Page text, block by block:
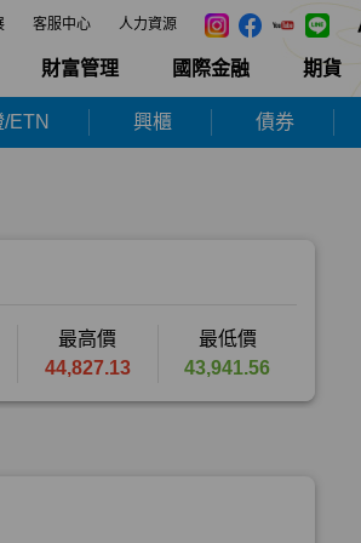
客服中心 人力資源
財富管理 國際金融 期貨
ETN 興櫃 債券